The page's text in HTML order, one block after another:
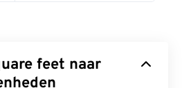
feet naar